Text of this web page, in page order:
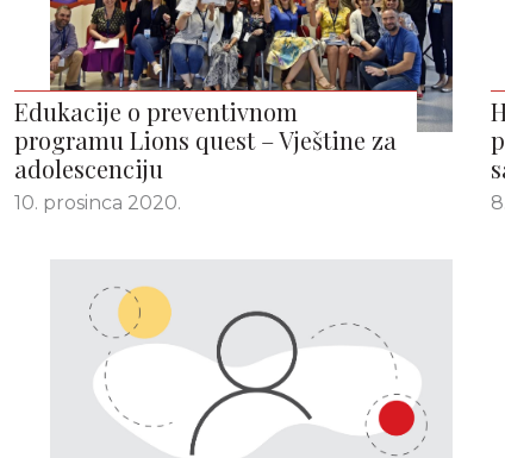
Edukacije o preventivnom
programu Lions quest – Vještine za
adolescenciju
10. prosinca 2020.